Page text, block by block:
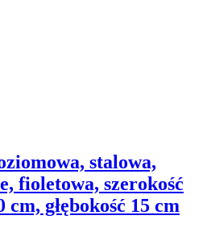
stalowa,
fioletowa, szerokość
cm, głębokość 15 cm